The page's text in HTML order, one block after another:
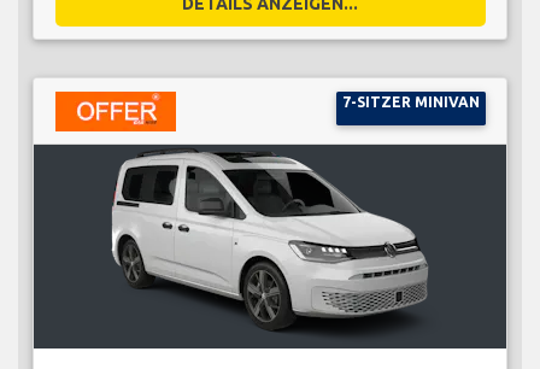
7-SITZER MINIVAN